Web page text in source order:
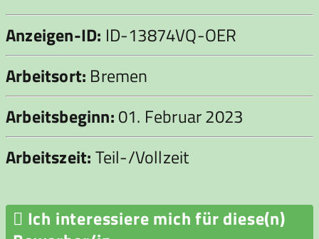
Anzeigen-ID: ID-13874VQ-OER
Arbeitsort: Bremen
Arbeitsbeginn:01. Februar 2023
Arbeitszeit:Teil-/Vollzeit
 Ich interessiere mich für diese(n)